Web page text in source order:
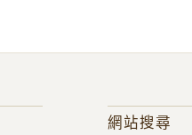
網站搜尋